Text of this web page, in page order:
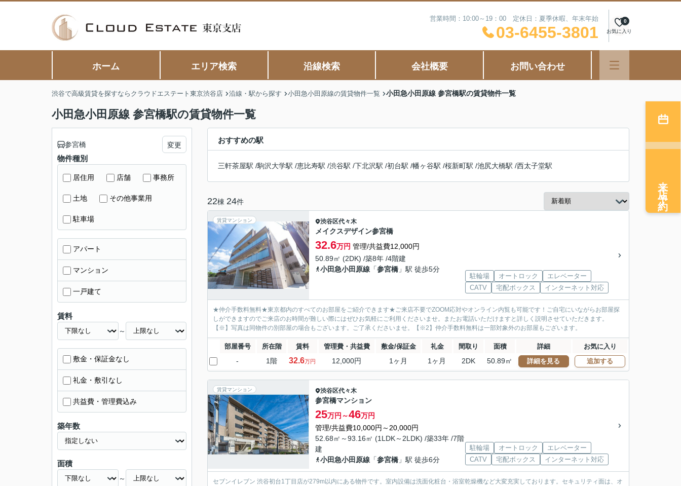
営業時間：10:00～19：00 定休日：夏季休暇、年末年始
03-6455-3801 お気に入り
0
ホーム エリア検索 沿線検索 会社概要 お問い合わせ
渋谷で高級賃貸を探すならクラウドエステート東京渋谷店 沿線・駅から探す 小田急小田原線の賃貸物件一覧 小田急小田原線 参宮橋駅の賃貸物件一覧
小田急小田原線 参宮橋駅の賃貸物件一覧
おすすめの駅
三軒茶屋駅 /駒沢大学駅 /恵比寿駅 /渋谷駅 /下北沢駅 /初台駅 /幡ヶ谷駅 /桜新町駅 /池尻大橋駅 /西太子堂駅
22棟 24件
賃貸マンション 渋谷区代々木
メイクスデザイン参宮橋
32.6万円 管理/共益費12,000円
50.89㎡ (2DK) /築8年 /4階建
小田急小田原線 「参宮橋 」駅 徒歩5分
駐輪場 オートロック
エレベーター
CATV
宅配ボックス インターネット対応
★仲介手数料無料★東京都内のすべてのお部屋をご紹介できます★ご来店不要でZOOM応対やオンライン内覧も可能です！ご自宅にいながらお部屋探
しができますのでご来店のお時間が難しい際にはぜひお気軽にご利用くださいませ。またお電話いただけますと詳しく説明させていただきます。
【※】写真は同物件の別部屋の場合もございます。ご了承くださいませ。【※2】仲介手数料無料は一部対象外のお部屋もございます。
部屋番号 所在階 賃料 管理費・共益費 敷金/保証金 礼金 間取り 面積 詳細 お気に入り
- 1階 32.6万円 12,000円 1ヶ月 1ヶ月 2DK 50.89㎡ 詳細を見る 追加する
賃貸マンション 渋谷区代々木
参宮橋マンション
25万円～46万円
管理/共益費10,000円～20,000円
52.68㎡～93.16㎡ (1LDK～2LDK) /築33年 /7階
建
小田急小田原線 「参宮橋 」駅 徒歩6分
駐輪場 オートロック
エレベーター
CATV
宅配ボックス インターネット対応
セブンイレブン 渋谷初台1丁目店が279m以内にある物件です。室内設備は洗面化粧台・浴室乾燥機など大変充実しております。セキュリティ面は、オ
参宮橋 変更
物件種別
居住用 店舗 事務所
土地 その他事業用
駐車場
アパート
マンション
一戸建て
賃料
～
敷金・保証金なし
礼金・敷引なし
共益費・管理費込み
築年数
面積
～
来店予約